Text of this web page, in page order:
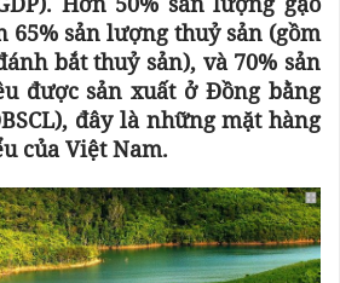
65% sản lượng thuỷ sản (gồm
bắt thuỷ sản), và 70% sản
được sản xuất ở Đồng bằng
đây là những mặt hàng
của Việt Nam.